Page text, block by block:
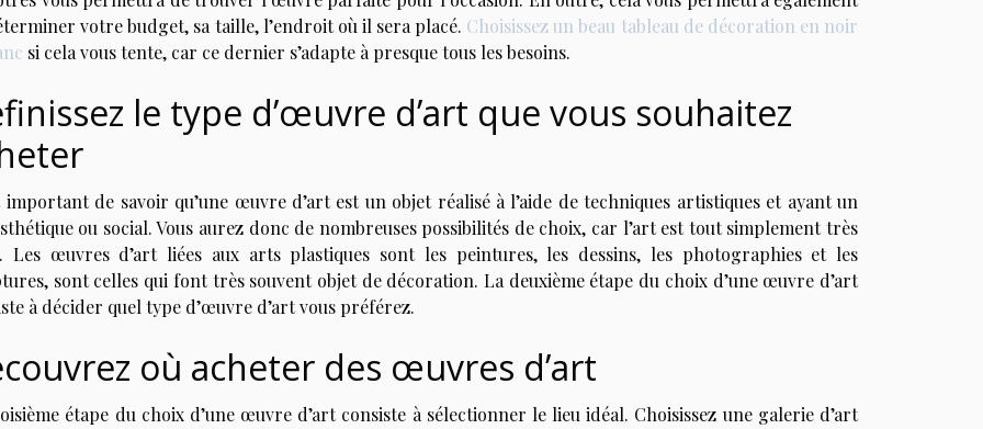
votre budget, sa taille, l’endroit où il sera placé. Choisissez un beau tableau de décoration en noir
si cela vous tente, car ce dernier s’adapte à presque tous les besoins.
le type d’œuvre d’art que vous souhaitez
de savoir qu’une œuvre d’art est un objet réalisé à l’aide de techniques artistiques et ayant un
ou social. Vous aurez donc de nombreuses possibilités de choix, car l’art est tout simplement très
Les œuvres d’art liées aux arts plastiques sont les peintures, les dessins, les photographies et les
sont celles qui font très souvent objet de décoration. La deuxième étape du choix d’une œuvre d’art
à décider quel type d’œuvre d’art vous préférez.
où acheter des œuvres d’art
étape du choix d’une œuvre d’art consiste à sélectionner le lieu idéal. Choisissez une galerie d’art